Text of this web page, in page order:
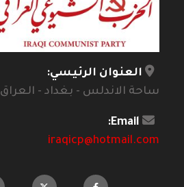
العنوان الرئيسي:
ساحة الاندلس - بغداد - العراق
Email:
iraqicp@hotmail.com